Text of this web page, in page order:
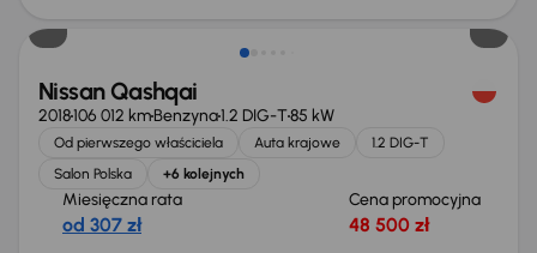
Nissan Qashqai
2018106 012 kmBenzyna1.2 DIG-T85 kW
Od pierwszego właściciela Auta krajowe
1.2 DIG-T
Salon Polska
+6 kolejnych
Miesięczna rata
od 307 zł
Cena promocyjna
48 500 zł